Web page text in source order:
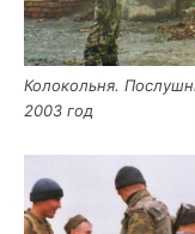
Коло­коль­ня.
2003 год